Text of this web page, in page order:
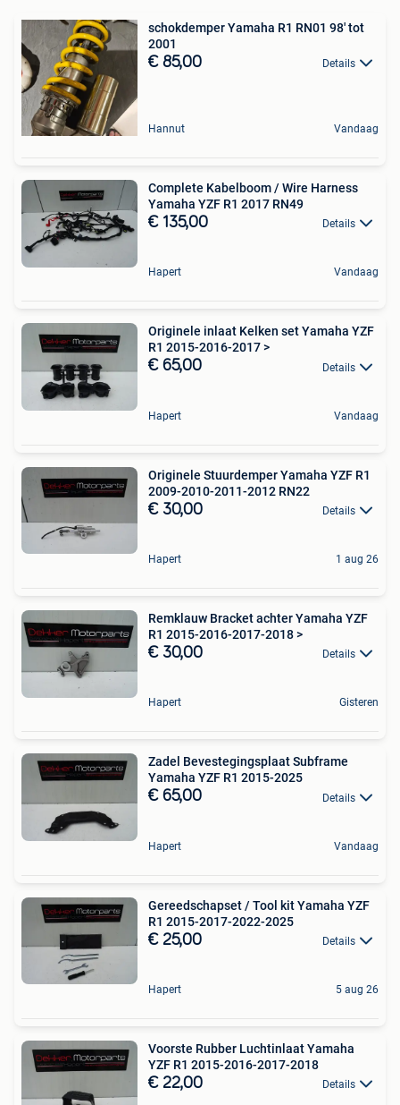
schokdemper Yamaha R1 RN01 98' tot
2001
€ 85,00 Details
Hannut Vandaag
Complete Kabelboom / Wire Harness
Yamaha YZF R1 2017 RN49
€ 135,00 Details
Hapert Vandaag
Originele inlaat Kelken set Yamaha YZF
R1 2015-2016-2017 >
€ 65,00 Details
Hapert Vandaag
Originele Stuurdemper Yamaha YZF R1
2009-2010-2011-2012 RN22
€ 30,00 Details
Hapert 1 aug 26
Remklauw Bracket achter Yamaha YZF
R1 2015-2016-2017-2018 >
€ 30,00 Details
Hapert Gisteren
Zadel Bevestegingsplaat Subframe
Yamaha YZF R1 2015-2025
€ 65,00 Details
Hapert Vandaag
Gereedschapset / Tool kit Yamaha YZF
R1 2015-2017-2022-2025
€ 25,00 Details
Hapert 5 aug 26
Voorste Rubber Luchtinlaat Yamaha
YZF R1 2015-2016-2017-2018
€ 22,00 Details